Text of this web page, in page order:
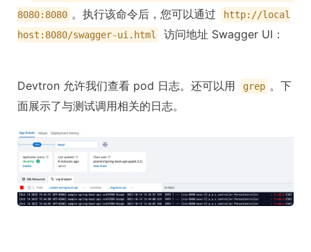
8080:8080 。执行该命令后，您可以通过
http://local
host:8080/swagger-ui.html
访问地址 Swagger UI：
Devtron 允许我们查看 pod 日志。还可以用 grep 。下
面展示了与测试调用相关的日志。